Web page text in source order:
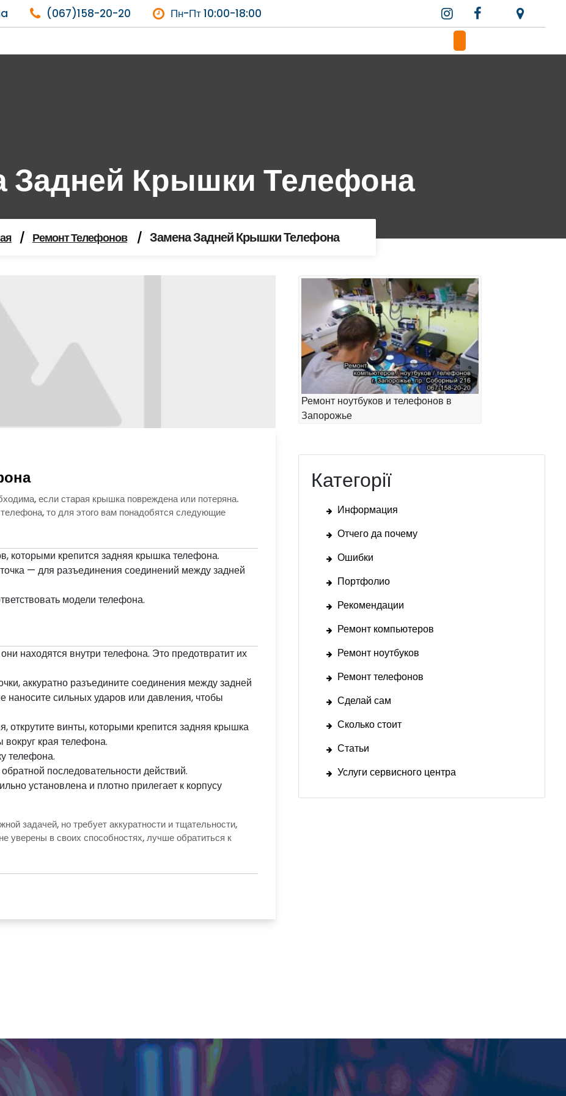
(067)158-20-20 Пн-Пт 10:00-18:00
Задней Крышки Телефона
/ Ремонт Телефонов / Замена Задней Крышки Телефона
если старая крышка повреждена или потеряна.
то для этого вам понадобятся следующие
которыми крепится задняя крышка телефона.
— для разъединения соединений между задней
модели телефона.
находятся внутри телефона. Это предотвратит их
аккуратно разъедините соединения между задней
сильных ударов или давления, чтобы
открутите винты, которыми крепится задняя крышка
края телефона.
телефона.
последовательности действий.
установлена и плотно прилегает к корпусу
задачей, но требует аккуратности и тщательности,
уверены в своих способностях, лучше обратиться к
Ремонт ноутбуков и телефонов в
Запорожье
Категорії
Информация
Отчего да почему
Ошибки
Портфолио
Рекомендации
Ремонт компьютеров
Ремонт ноутбуков
Ремонт телефонов
Сделай сам
Сколько стоит
Статьи
Услуги сервисного центра